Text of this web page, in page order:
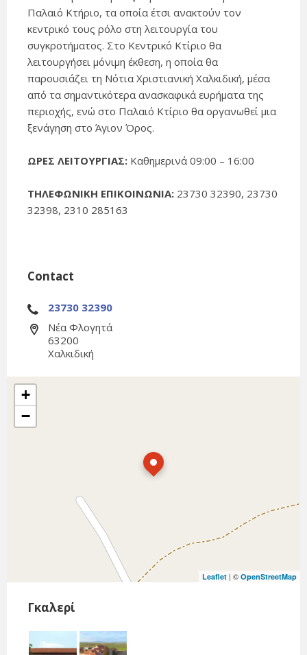
Παλαιό Κτήριο, τα οποία έτσι ανακτούν τον
κεντρικό τους ρόλο στη λειτουργία του
συγκροτήματος. Στο Κεντρικό Κτίριο θα
λειτουργήσει μόνιμη έκθεση, η οποία θα
παρουσιάζει τη Νότια Χριστιανική Χαλκιδική, μέσα
από τα σημαντικότερα ανασκαφικά ευρήματα της
περιοχής, ενώ στο Παλαιό Κτίριο θα οργανωθεί μια
ξενάγηση στο Άγιον Όρος.
ΩΡΕΣ ΛΕΙΤΟΥΡΓΙΑΣ: Καθημερινά 09:00 – 16:00
ΤΗΛΕΦΩΝΙΚΗ ΕΠΙΚΟΙΝΩΝΙΑ: 23730 32390, 23730
32398, 2310 285163
Contact
23730 32390
Νέα Φλογητά
63200
Χαλκιδική
+
−
Leaflet | © OpenStreetMap
Γκαλερί